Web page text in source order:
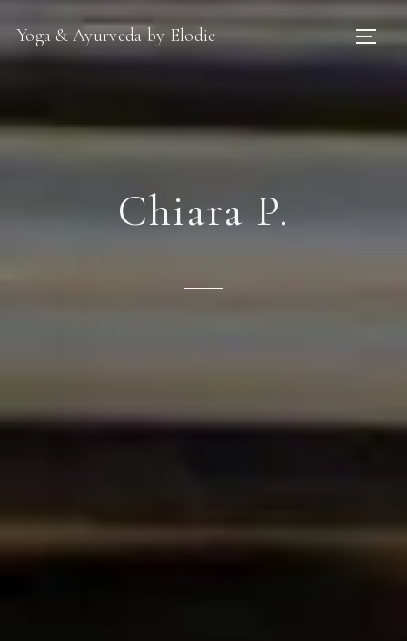
Yoga & Ayurveda by Elodie
Chiara P.